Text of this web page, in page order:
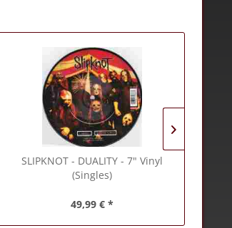
SLIPKNOT - DUALITY - 7" Vinyl
(Singles)
49,99 € *